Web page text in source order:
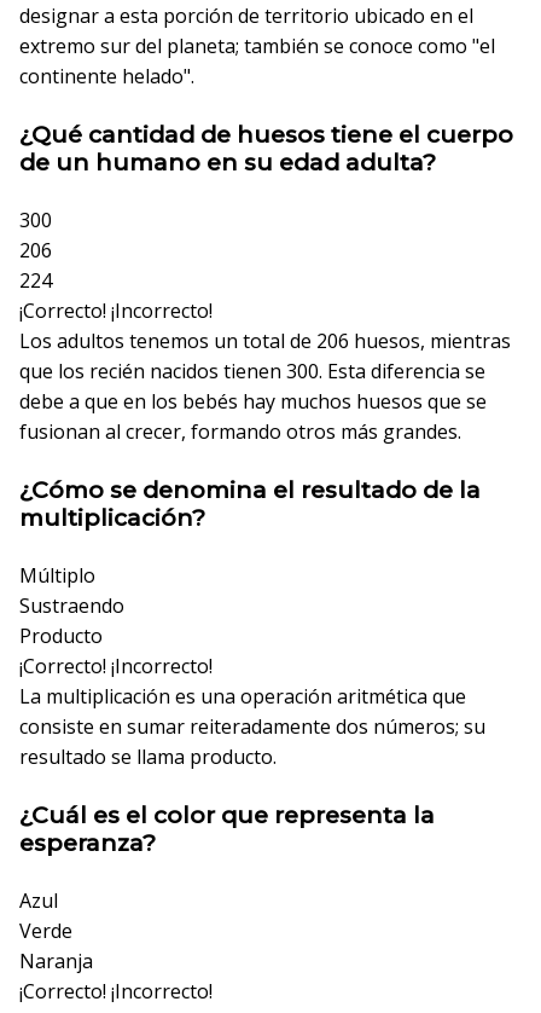
designar a esta porción de territorio ubicado en el
extremo sur del planeta; también se conoce como "el
continente helado".
¿Qué cantidad de huesos tiene el cuerpo
de un humano en su edad adulta?
300
206
224
¡Correcto! ¡Incorrecto!
Los adultos tenemos un total de 206 huesos, mientras
que los recién nacidos tienen 300. Esta diferencia se
debe a que en los bebés hay muchos huesos que se
fusionan al crecer, formando otros más grandes.
¿Cómo se denomina el resultado de la
multiplicación?
Múltiplo
Sustraendo
Producto
¡Correcto! ¡Incorrecto!
La multiplicación es una operación aritmética que
consiste en sumar reiteradamente dos números; su
resultado se llama producto.
¿Cuál es el color que representa la
esperanza?
Azul
Verde
Naranja
¡Correcto! ¡Incorrecto!